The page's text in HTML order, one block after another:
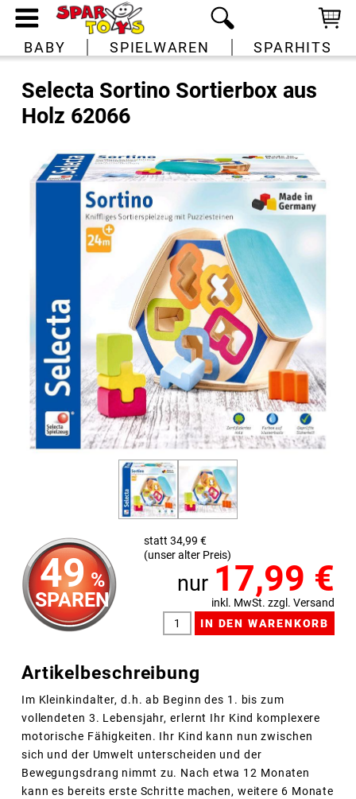
BABY SPIELWAREN SPARHITS
Selecta Sortino Sortierbox aus
Holz 62066
49 %
SPAREN
statt 34,99 €
(unser alter Preis)
nur 17,99 €
inkl. MwSt. zzgl. Versand
Artikelbeschreibung
Im Kleinkindalter, d.h. ab Beginn des 1. bis zum
vollendeten 3. Lebensjahr, erlernt Ihr Kind komplexere
motorische Fähigkeiten. Ihr Kind kann nun zwischen
sich und der Umwelt unterscheiden und der
Bewegungsdrang nimmt zu. Nach etwa 12 Monaten
kann es bereits erste Schritte machen, weitere 6 Monate